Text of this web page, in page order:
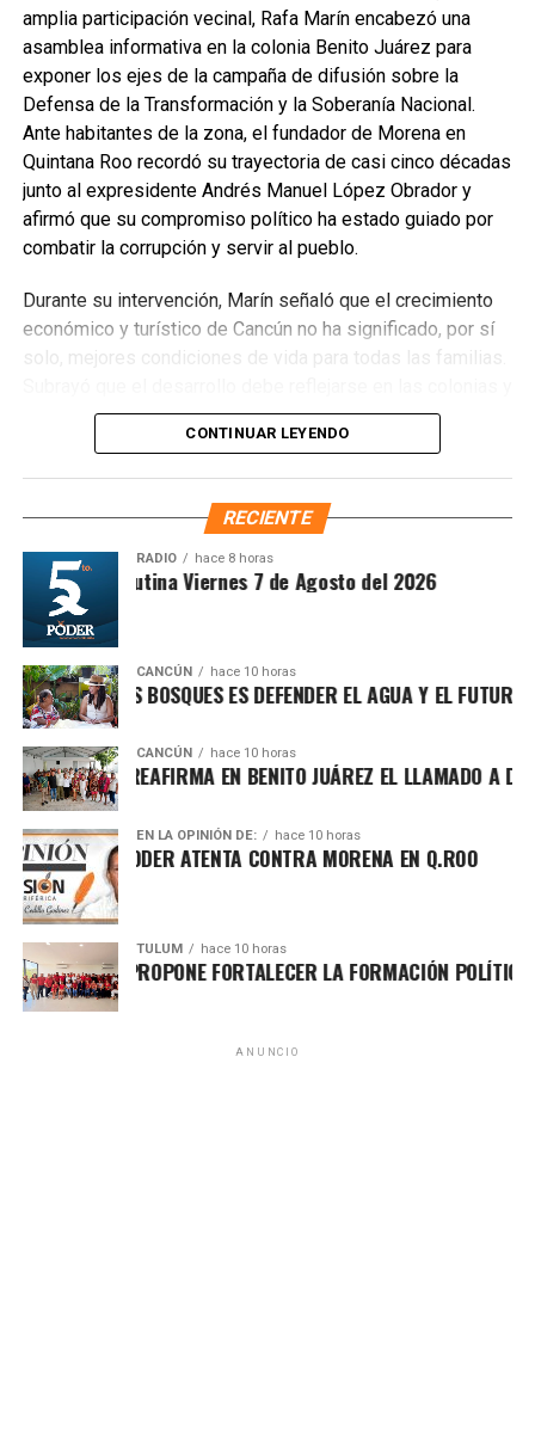
La Jornada Nacional de Reforestación intervendrá
ecosistemas como bosques templados, selvas húmedas
y secas, matorrales, pastizales y manglares mediante la
plantación de 302 especies, de las cuales 261 son nativas
y 41 endémicas. Las acciones alcanzarán 37 Áreas
Naturales Protegidas y 17 Áreas Destinadas
Voluntariamente a la Conservación, con el objetivo de
recuperar territorios estratégicos y fortalecer la resiliencia
Finalmente, Marybel Villegas afirmó que reforestar es
proteger el agua, regenerar los suelos y construir
recursos naturales también significa defender nuestra
calidad de vida”, expresó.
amplia participación vecinal, Rafa Marín encabezó una
asamblea informativa en la colonia Benito Juárez para
exponer los ejes de la campaña de difusión sobre la
Defensa de la Transformación y la Soberanía Nacional.
Ante habitantes de la zona, el fundador de Morena en
Quintana Roo recordó su trayectoria de casi cinco décadas
junto al expresidente Andrés Manuel López Obrador y
afirmó que su compromiso político ha estado guiado por
combatir la corrupción y servir al pueblo.
Durante su intervención, Marín señaló que el crecimiento
económico y turístico de Cancún no ha significado, por sí
solo, mejores condiciones de vida para todas las familias.
en quienes históricamente han permanecido rezagados,
destacando el impacto de los programas sociales, el
incremento del salario mínimo y las inversiones federales
realizadas en el sureste durante el gobierno de López
Obrador. Enfatizó que estos avances deben consolidarse
para garantizar bienestar y justicia social.
Asimismo, explicó que la gira informativa responde al
llamado de fortalecer la defensa de la soberanía nacional
frente a expresiones que, dijo, promueven posturas
postura de la presidenta Claudia Sheinbaum de mantener
CONTINUAR LEYENDO
RECIENTE
RADIO hace 8 horas
Sintesis Matutina Viernes 7 de Agosto del 2026
CANCÚN hace 10 horas
LOS BOSQUES ES DEFENDER EL AGUA Y EL FUTURO
CANCÚN hace 10 horas
MARÍN REAFIRMA EN BENITO JUÁREZ EL LLAMADO A
EN LA OPINIÓN DE: hace 10 horas
POR EL PODER ATENTA CONTRA MORENA EN Q.ROO
TULUM hace 10 horas
ALDAY PROPONE FORTALECER LA FORMACIÓN POLÍTICA
ANUNCIO